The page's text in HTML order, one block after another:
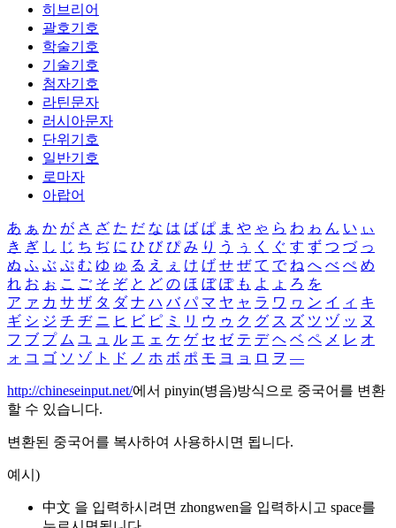
히브리어
괄호기호
학술기호
기술기호
첨자기호
라틴문자
러시아문자
단위기호
일반기호
로마자
아랍어
あ ぁ か が さ ざ た だ な は ば ぱ ま や ゃ ら わ ゎ ん い ぃ
き ぎ し じ ち ぢ に ひ び ぴ み り う ぅ く ぐ す ず つ づ っ
ぬ ふ ぶ ぷ む ゆ ゅ る え ぇ け げ せ ぜ て で ね へ べ ぺ め
れ お ぉ こ ご そ ぞ と ど の ほ ぼ ぽ も よ ょ ろ を
ア ァ カ サ ザ タ ダ ナ ハ バ パ マ ヤ ャ ラ ワ ヮ ン イ ィ キ
ギ シ ジ チ ヂ ニ ヒ ビ ピ ミ リ ウ ゥ ク グ ス ズ ツ ヅ ッ ヌ
フ ブ プ ム ユ ュ ル エ ェ ケ ゲ セ ゼ テ デ ヘ ベ ペ メ レ オ
ォ コ ゴ ソ ゾ ト ド ノ ホ ボ ポ モ ヨ ョ ロ ヲ ―
http://chineseinput.net/에서 pinyin(병음)방식으로 중국어를 변환
할 수 있습니다.
변환된 중국어를 복사하여 사용하시면 됩니다.
예시)
中文 을 입력하시려면 zhongwen을 입력하시고 space를